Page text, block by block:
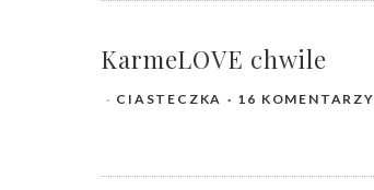
KarmeLOVE chwile
CIASTECZKA 16 KOMENTARZY